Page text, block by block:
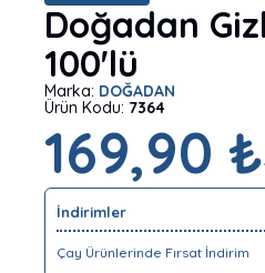
Doğadan
100'lü
Marka: DOĞADAN
Ürün Kodu: 7364
169,90 ₺
İndirimler
Çay Ürünlerinde Fırsat İndirim